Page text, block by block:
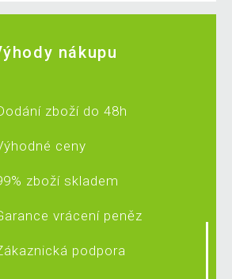
nákupu
zboží do 48h
ceny
zboží skladem
vrácení peněz
podpora